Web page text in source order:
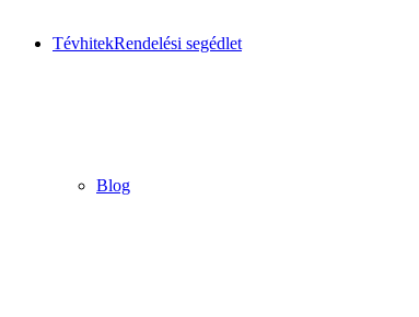
TévhitekRendelési segédlet
Blog